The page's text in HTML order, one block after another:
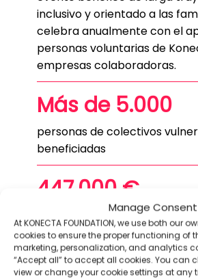
Manage Consent
At KONECTA FOUNDATION, we use both our
cookies to ensure the proper functioning of
marketing, personalization, and analytics
“Accept all” to accept all cookies. You can
view or change your cookie settings at any
inclusivo y orientado a las
celebra anualmente con el
personas voluntarias de
empresas colaboradoras.
Más de 5.000
personas de colectivos
beneficiadas
447.000 €
recaudados para 25 ONG
20 ediciones